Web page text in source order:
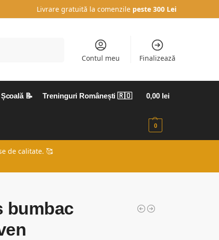
Livrare gratuită la comenzile peste 300 Lei
Contul meu Finalizează
📝 Treninguri Românești 🇷🇴 0,00 lei
0
de calitate. 🥰
bumbac